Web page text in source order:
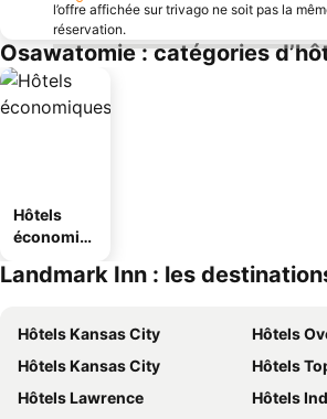
l’offre affichée sur trivago ne soit pas la
réservation.
Osawatomie : catégories
Hôtels
économiq
Landmark Inn : les
Hôtels Kansas City
Hôtels
Hôtels Kansas City
Hôtels
Hôtels Lawrence
Hôtels